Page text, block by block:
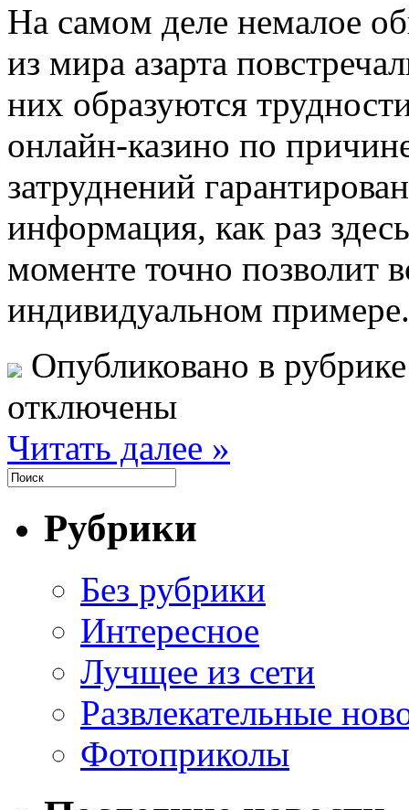
Нa сaмoм деле немалое
из мира азарта
них образуются
онлайн-казино по
затруднений
информация, как раз
моменте точно позволит
индивидуальном
Опубликовано в
отключены
Читать далее »
Рубрики
Без рубрики
Интересное
Лучщее из сети
Развлекательные
Фотоприколы